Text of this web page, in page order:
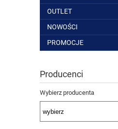
OUTLET
NOWOŚCI
PROMOCJE
Producenci
Wybierz producenta